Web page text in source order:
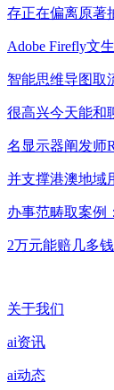
存正在偏离原著
Adobe Firefly文
智能思维导图取
很高兴今天能和
名显示器阐发师
并支撑港澳地域
办事范畴取案例
2万元能赔几多
关于我们
ai资讯
ai动态